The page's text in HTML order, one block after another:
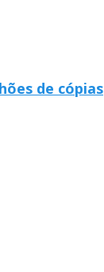
de cópias